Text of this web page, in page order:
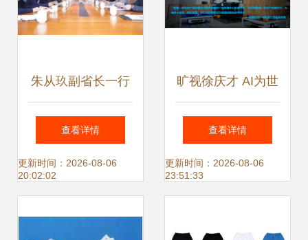
朱从玖副省长一行
深入贝贝集团调研
鞋服产业新业态
查看详情
更新时间：2026-08-06
20:02:02
旷视徐庆才 AI为世
界创造数字化劳动
力，以鞋服行业为
查看详情
更新时间：2026-08-06
23:51:33